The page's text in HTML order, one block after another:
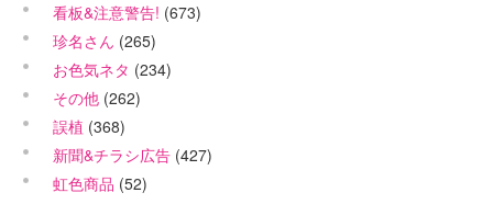
看板&注意警告! (673)
珍名さん (265)
お色気ネタ (234)
その他 (262)
誤植 (368)
新聞&チラシ広告 (427)
虹色商品 (52)